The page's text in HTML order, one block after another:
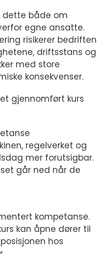
dette både om
egne ansatte.
risikerer bedriften
driftsstans og
med store
konsekvenser.
gjennomført kurs
regelverket og
mer forutsigbar.
går ned når de
kompetanse.
kan åpne dører til
hos